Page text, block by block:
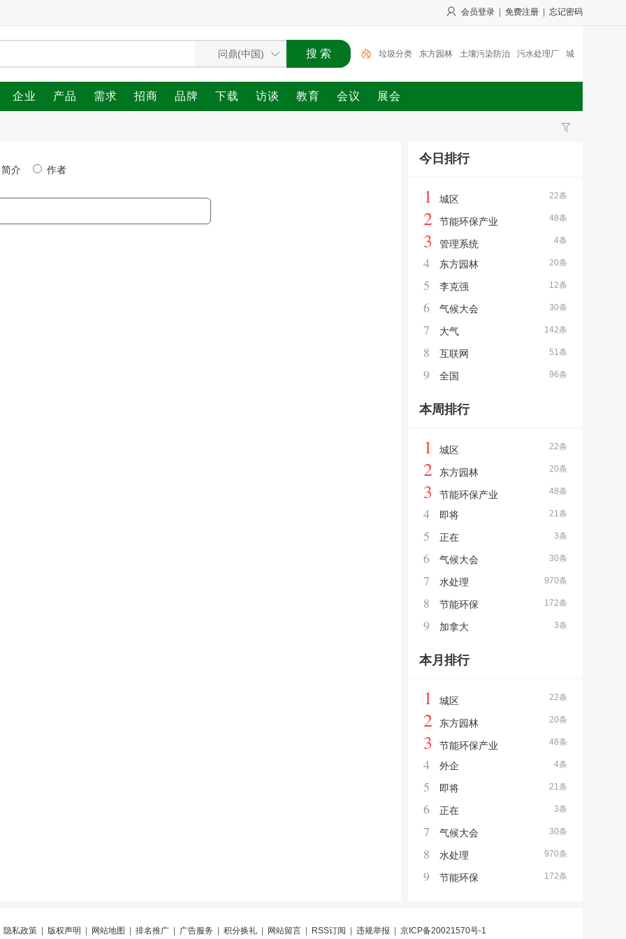
会员登录 免费注册 忘记密码
垃圾分类 东方园林 土壤污染防治 污水处理厂 城
区 节能环保 节能环保产业 战略合作 概念股 方法
垃圾分类
企业 产品 需求 招商 品牌 下载 访谈 教育 会议 展会
介 作者
今日排行
22条
1 城区
48条
2 节能环保产业
4条
3 管理系统
20条
4 东方园林
12条
5 李克强
30条
6 气候大会
142条
7 大气
51条
8 互联网
96条
9 全国
本周排行
22条
1 城区
20条
2 东方园林
48条
3 节能环保产业
21条
4 即将
3条
5 正在
30条
6 气候大会
970条
7 水处理
172条
8 节能环保
3条
9 加拿大
本月排行
22条
1 城区
20条
2 东方园林
48条
3 节能环保产业
4条
4 外企
21条
5 即将
3条
6 正在
30条
7 气候大会
970条
8 水处理
172条
9 节能环保
隐私政策| 版权声明 网站地图 排名推广| 广告服务 积分换礼| 网站留言| RSS订阅 违规举报 京ICP备20021570号-1